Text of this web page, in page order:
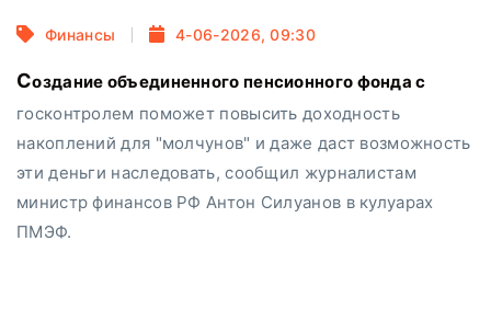
Финансы 4-06-2026, 09:30
Создание объединенного пенсионного фонда с
госконтролем поможет повысить доходность
накоплений для "молчунов" и даже даст возможность
эти деньги наследовать, сообщил журналистам
министр финансов РФ Антон Силуанов в кулуарах
ПМЭФ.